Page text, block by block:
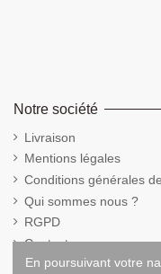
Notre société
Livraison
Mentions légales
Conditions générales
Qui sommes nous ?
RGPD
Contactez-nous
Cookies
En poursuivant votre